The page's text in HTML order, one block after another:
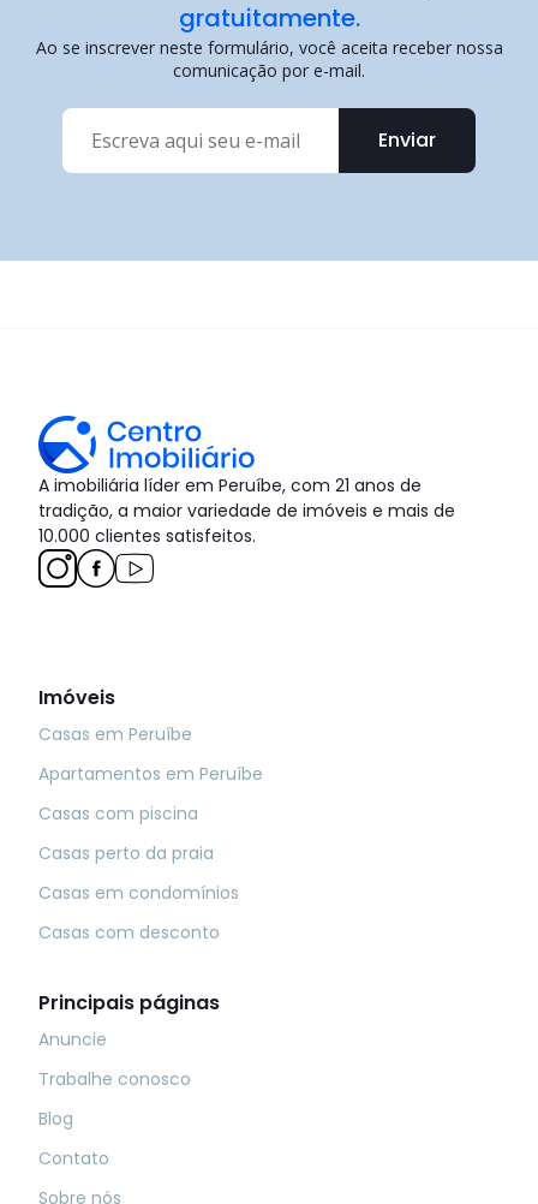
gratuitamente.
Enviar
Ao se inscrever neste formulário, você aceita receber nossa
comunicação por e-mail.
A imobiliária líder em Peruíbe, com 21 anos de
tradição, a maior variedade de imóveis e mais de
10.000 clientes satisfeitos.
Imóveis
Casas em Peruíbe
Apartamentos em Peruíbe
Casas com piscina
Casas perto da praia
Casas em condomínios
Casas com desconto
Principais páginas
Anuncie
Trabalhe conosco
Blog
Contato
Sobre nós